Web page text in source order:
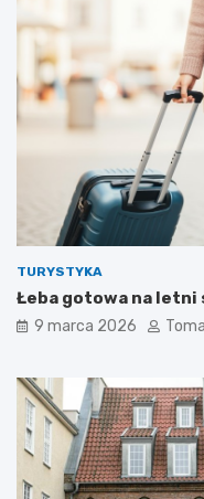
TURYSTYKA
Łeba gotowa na
9 marca 2026